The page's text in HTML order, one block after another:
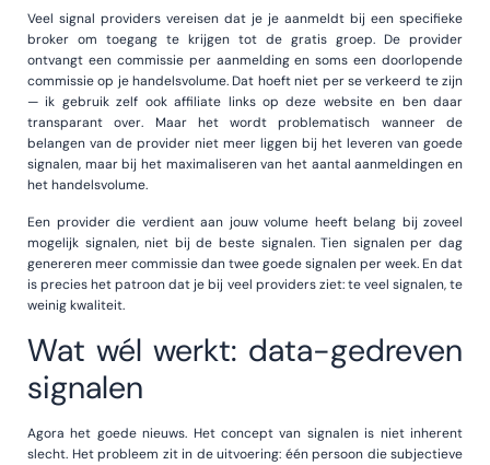
Veel signal providers vereisen dat je je aanmeldt bij een specifieke
broker om toegang te krijgen tot de gratis groep. De provider
ontvangt een commissie per aanmelding en soms een doorlopende
commissie op je handelsvolume. Dat hoeft niet per se verkeerd te zijn
— ik gebruik zelf ook affiliate links op deze website en ben daar
transparant over. Maar het wordt problematisch wanneer de
belangen van de provider niet meer liggen bij het leveren van goede
signalen, maar bij het maximaliseren van het aantal aanmeldingen en
het handelsvolume.
Een provider die verdient aan jouw volume heeft belang bij zoveel
mogelijk signalen, niet bij de beste signalen. Tien signalen per dag
genereren meer commissie dan twee goede signalen per week. En dat
is precies het patroon dat je bij veel providers ziet: te veel signalen, te
weinig kwaliteit.
Wat wél werkt: data-gedreven
signalen
Agora het goede nieuws. Het concept van signalen is niet inherent
slecht. Het probleem zit in de uitvoering: één persoon die subjectieve